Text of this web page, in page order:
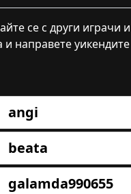
Играйте
награди
Следете
собствена
се с други играчи
и направете
angi
beata
galamda990655